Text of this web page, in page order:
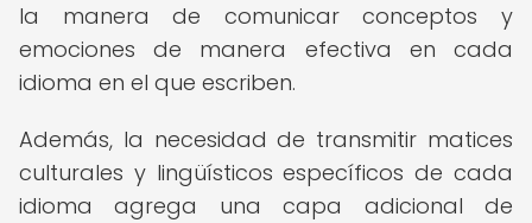
la manera de comunicar conceptos y
emociones de manera efectiva en cada
idioma en el que escriben.
Además, la necesidad de transmitir matices
culturales y lingüísticos específicos de cada
idioma agrega una capa adicional de